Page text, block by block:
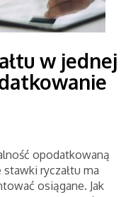
w jednej
opodatkowaną
ryczałtu ma
osiągane. Jak